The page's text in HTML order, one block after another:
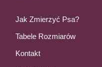
Jak Zmierzyć Psa?
Tabele Rozmiarów
Kontakt